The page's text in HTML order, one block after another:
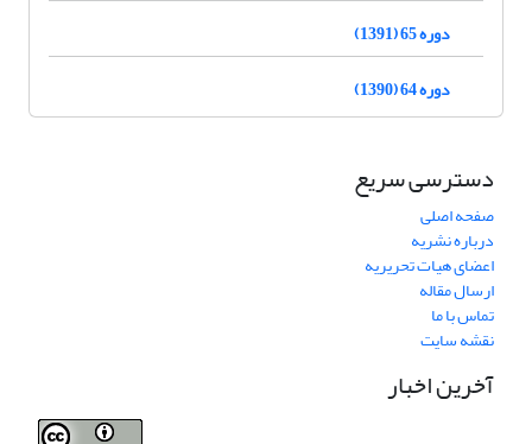
دوره 65 (1391)
دوره 64 (1390)
دسترسی سریع
صفحه اصلی
درباره نشریه
اعضای هیات تحریریه
ارسال مقاله
تماس با ما
نقشه سایت
آخرین اخبار